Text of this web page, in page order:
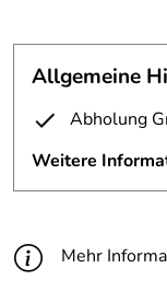
Maße:
Material:
Allgemeine
Abholung
Weitere
Mehr